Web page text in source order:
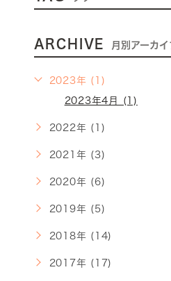
ARCHIVE 月別アーカイ
2023年 (1)
2023年4月 (1)
2022年 (1)
2021年 (3)
2020年 (6)
2019年 (5)
2018年 (14)
2017年 (17)